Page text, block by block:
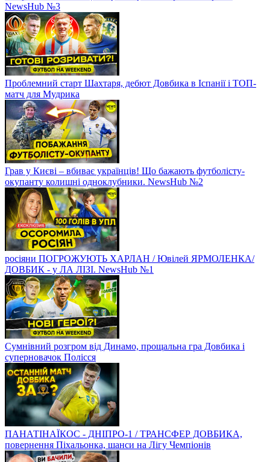
NewsHub №3
Проблемний старт Шахтаря, дебют Довбика в Іспанії і ТОП-
матч для Мудрика
Грав у Києві – вбиває українців! Що бажають футболісту-
окупанту колишні одноклубники. NewsHub №2
росіяни ПОГРОЖУЮТЬ ХАРЛАН / Ювілей ЯРМОЛЕНКА/
ДОВБИК - у ЛА ЛІЗІ. NewsHub №1
Сумнівний розгром від Динамо, прощальна гра Довбика і
суперновачок Полісся
ПАНАТІНАЇКОС - ДНІПРО-1 / ТРАНСФЕР ДОВБИКА,
повернення Піхальонка, шанси на Лігу Чемпіонів